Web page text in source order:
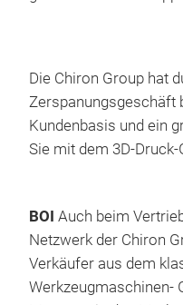
Die Chiron Group hat
Zerspanungsgeschäft
Kundenbasis und ein
Sie mit dem 3D-
BOI Auch beim
Netzwerk der Chiron
Verkäufer aus dem
Werkzeugmaschinen-